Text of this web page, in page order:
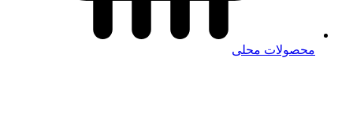
محصولات محلی